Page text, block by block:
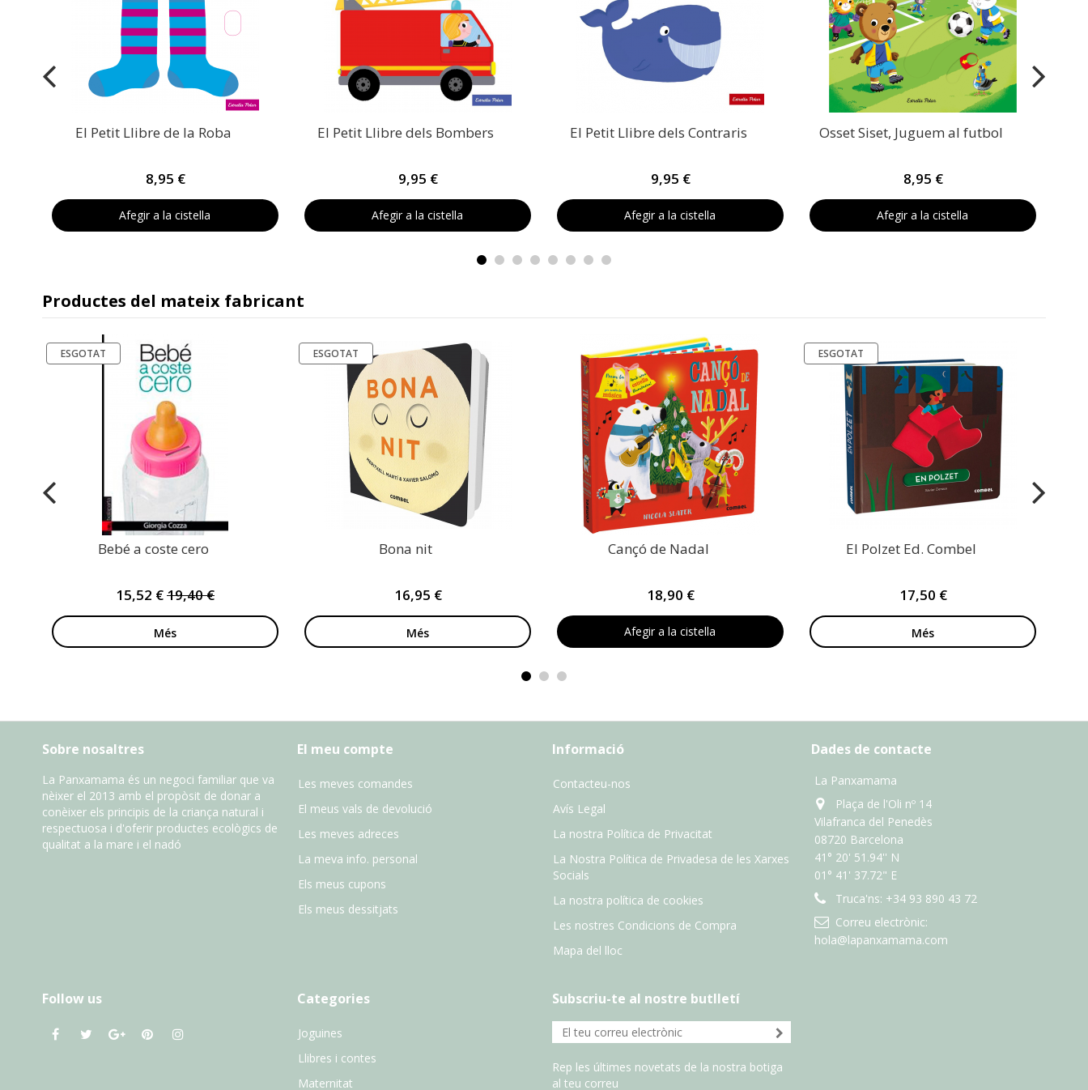
El Petit Llibre de la Roba
8,95 €
Afegir a la cistella
El Petit Llibre dels Bombers
9,95 €
Afegir a la cistella
El Petit Llibre dels Contraris
9,95 €
Afegir a la cistella
Osset Siset, Juguem al futbol
8,95 €
Afegir a la cistella
Productes del mateix fabricant
-20%
ESGOTAT
Bebé a coste cero
15,52 €19,40 €
Més
ESGOTAT
Bona nit
16,95 €
Més
Cançó de Nadal
18,90 €
Afegir a la cistella
ESGOTAT
El Polzet Ed. Combel
17,50 €
Més
Sobre nosaltres
La Panxamama és un negoci familiar que va
nèixer el 2013 amb el propòsit de donar a
conèixer els principis de la criança natural i
respectuosa i d'oferir productes ecològics de
qualitat a la mare i el nadó
El meu compte
Les meves comandes
El meus vals de devolució
Les meves adreces
La meva info. personal
Els meus cupons
Els meus dessitjats
Informació
Contacteu-nos
Avís Legal
La nostra Política de Privacitat
La Nostra Política de Privadesa de les Xarxes
Socials
La nostra política de cookies
Les nostres Condicions de Compra
Mapa del lloc
Dades de contacte
La Panxamama
Plaça de l'Oli nº 14
Vilafranca del Penedès
08720 Barcelona
41° 20' 51.94'' N
01° 41' 37.72" E
Truca'ns: +34 93 890 43 72
Correu electrònic:
hola@lapanxamama.com
Follow us Categories
Joguines
Llibres i contes
Maternitat
Subscriu-te al nostre butlletí
Rep les últimes novetats de la nostra botiga
al teu correu